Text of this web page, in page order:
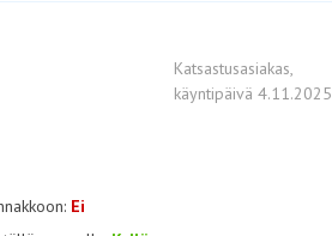
Katsastusasiakas,
käyntipäivä 4.11.2025
Ei